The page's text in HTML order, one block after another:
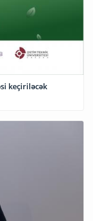
keçiriləcək